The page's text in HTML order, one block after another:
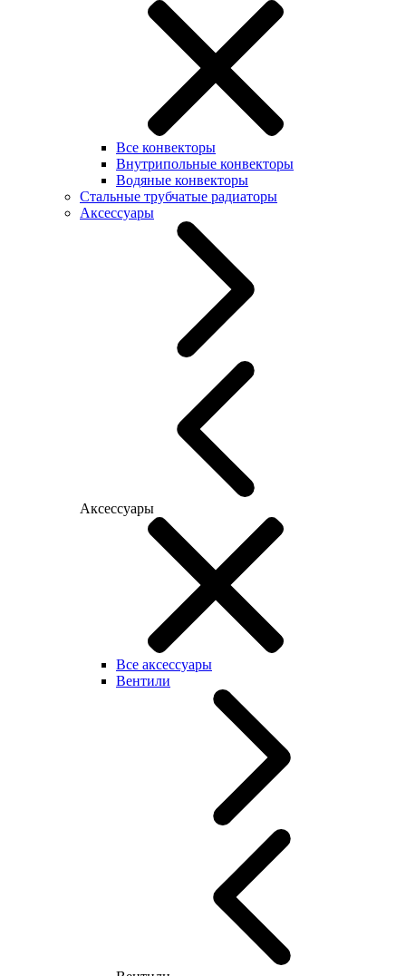
Все конвекторы
Внутрипольные конвекторы
Водяные конвекторы
Стальные трубчатые радиаторы
Аксессуары
Аксессуары
Все аксессуары
Вентили